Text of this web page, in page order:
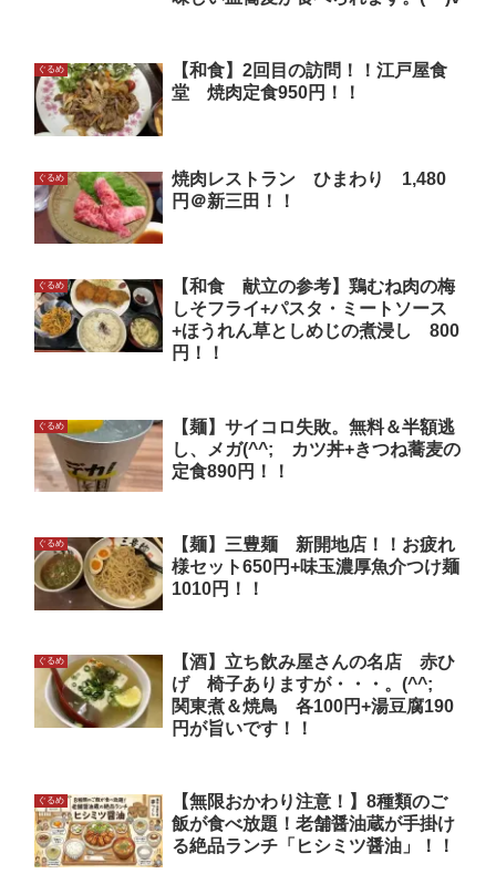
ぐるめ
【和食】2回目の訪問！！江戸屋食
堂 焼肉定食950円！！
ぐるめ
焼肉レストラン ひまわり 1,480
円＠新三田！！
ぐるめ
【和食 献立の参考】鶏むね肉の梅
しそフライ+パスタ・ミートソース
+ほうれん草としめじの煮浸し 800
円！！
ぐるめ
【麺】サイコロ失敗。無料＆半額逃
し、メガ(^^; カツ丼+きつね蕎麦の
定食890円！！
ぐるめ
【麺】三豊麺 新開地店！！お疲れ
様セット650円+味玉濃厚魚介つけ麺
1010円！！
ぐるめ
【酒】立ち飲み屋さんの名店 赤ひ
げ 椅子ありますが・・・。(^^;
関東煮＆焼鳥 各100円+湯豆腐190
円が旨いです！！
ぐるめ
【無限おかわり注意！】8種類のご
飯が食べ放題！老舗醤油蔵が手掛け
る絶品ランチ「ヒシミツ醤油」！！